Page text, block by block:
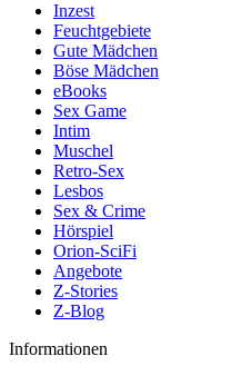
Inzest
Feuchtgebiete
Gute Mädchen
Böse Mädchen
eBooks
Sex Game
Intim
Muschel
Retro-Sex
Lesbos
Sex & Crime
Hörspiel
Orion-SciFi
Angebote
Z-Stories
Z-Blog
Informationen